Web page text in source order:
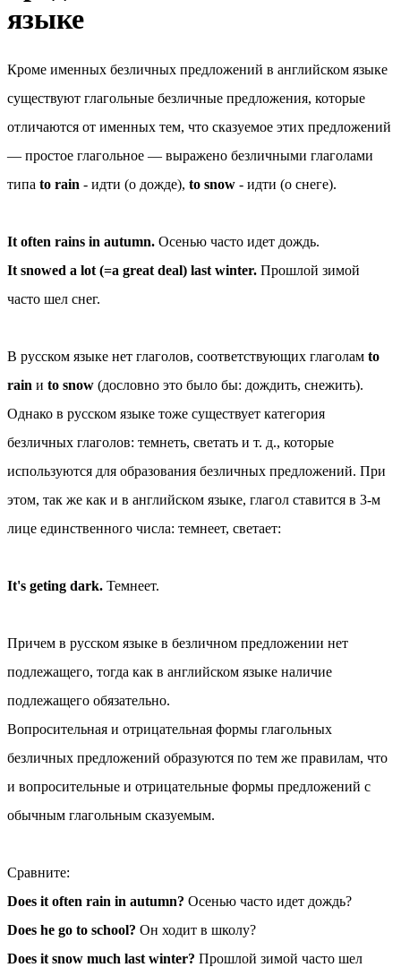
языке
Кроме именных безличных предложений в английском языке
существуют глагольные безличные предложения, которые
отличаются от именных тем, что сказуемое этих предложений
— простое глагольное — выражено безличными глаголами
типа to rain - идти (о дожде), to snow - идти (о снеге).
It often rains in autumn. Осенью часто идет дождь.
It snowed a lot (=a great deal) last winter. Прошлой зимой
часто шел снег.
В русском языке нет глаголов, соответствующих глаголам to
rain и to snow (дословно это было бы: дождить, снежить).
Однако в русском языке тоже существует категория
безличных глаголов: темнеть, светать и т. д., которые
используются для образования безличных предложений. При
этом, так же как и в английском языке, глагол ставится в 3-м
лице единственного числа: темнеет, светает:
It's geting dark. Темнеет.
Причем в русском языке в безличном предложении нет
подлежащего, тогда как в английском языке наличие
подлежащего обязательно.
Вопросительная и отрицательная формы глагольных
безличных предложений образуются по тем же правилам, что
и вопросительные и отрицательные формы предложений с
обычным глагольным сказуемым.
Сравните:
Does it often rain in autumn? Осенью часто идет дождь?
Does he go to school? Он ходит в школу?
Does it snow much last winter? Прошлой зимой часто шел